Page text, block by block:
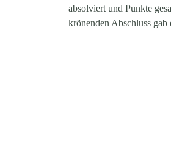
absolviert und Punkte
krönenden Abschluss